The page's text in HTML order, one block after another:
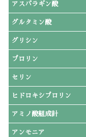
アスパラギン酸
グルタミン酸
グリシン
プロリン
セリン
ヒドロキシプロリン
アミノ酸組成計
アンモニア